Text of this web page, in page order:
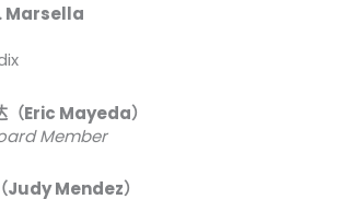
Marsella
（Eric Mayeda）
Member
Judy Mendez）